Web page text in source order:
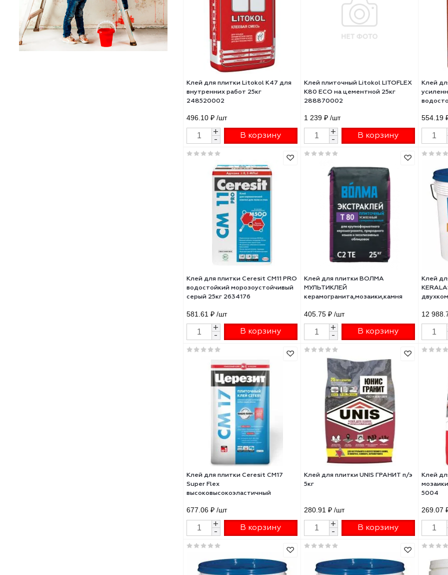
-
+ В корзину -
+
Клей для плитки Litokol K47 для
внутренних работ 25кг
248520002
496.10 ₽ /шт
-
+
Клей плиточный Litokol
K80 ECO на цементной 25кг
288870002
1 239 ₽ /шт
-
+ В корзину
Клей для плитки Ceresit CM11 PRO
водостойкий морозоустойчивый
серый 25кг 2634176
581.61 ₽ /шт
-
+
Клей для плитки ВОЛМА
МУЛЬТИКЛЕЙ
керамогранита,мозаики,камня
серый (класс С1 T) 25 кг
405.75 ₽ /шт
-
+